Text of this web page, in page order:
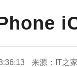
来源：IT之家